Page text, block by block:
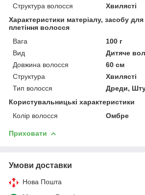
Структура волосся
Хвилясті
Характеристики матеріалу, засобу
плетіння волосся
Вага
100 г
Вид
Дитяче
Довжина волосся
60 см
Структура
Хвилясті
Тип волосся
Дреди,
Користувальницькі характеристики
Колір волосся
Омбре
Приховати
Умови доставки
Нова Пошта